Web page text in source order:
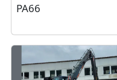
PA66